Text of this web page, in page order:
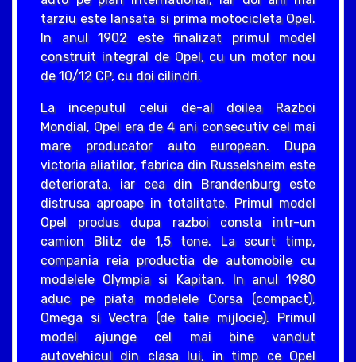
tarziu este lansata si prima motocicleta Opel.
In anul 1902 este finalizat primul model
construit integral de Opel, cu un motor nou
de 10/12 CP, cu doi cilindri.
La inceputul celui de-al doilea Razboi
Mondial, Opel era de 4 ani consecutiv cel mai
mare producator auto european. Dupa
victoria aliatilor, fabrica din Russelsheim este
deteriorata, iar cea din Brandenburg este
distrusa aproape in totalitate. Primul model
Opel produs dupa razboi consta intr-un
camion Blitz de 1,5 tone. La scurt timp,
compania reia productia de automobile cu
modelele Olympia si Kapitan. In anul 1980
aduc pe piata modelele Corsa (compact),
Omega si Vectra (de talie mijlocie). Primul
model ajunge cel mai bine vandut
autovehicul din clasa lui, in timp ce Opel